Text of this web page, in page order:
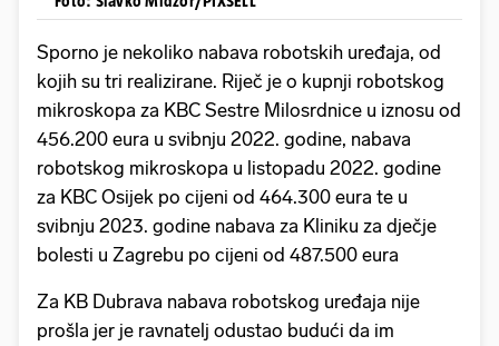
Sporno je nekoliko nabava robotskih uređaja, od
kojih su tri realizirane. Riječ je o kupnji robotskog
mikroskopa za KBC Sestre Milosrdnice u iznosu od
456.200 eura u svibnju 2022. godine, nabava
robotskog mikroskopa u listopadu 2022. godine
za KBC Osijek po cijeni od 464.300 eura te u
svibnju 2023. godine nabava za Kliniku za dječje
bolesti u Zagrebu po cijeni od 487.500 eura
Za KB Dubrava nabava robotskog uređaja nije
prošla jer je ravnatelj odustao budući da im